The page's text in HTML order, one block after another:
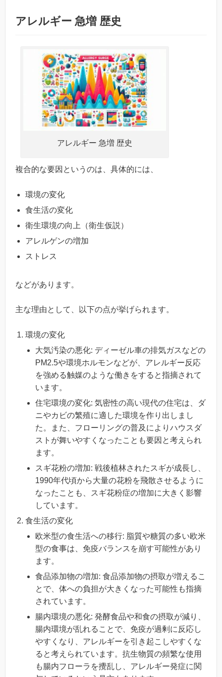
アレルギー 急増 歴史
アレルギー 急増 歴史
複合的な要因というのは、具体的には、
環境の変化
食生活の変化
衛生環境の向上（衛生仮説）
アレルゲンの増加
ストレス
などがあります。
主な理由として、以下の点が挙げられます。
環境の変化
大気汚染の悪化: ディーゼル車の排気ガスなどの
PM2.5や環境ホルモンなどが、アレルギー反応
を強める触媒のような働きをすると指摘されて
います。
住宅環境の変化: 気密性の高い現代の住宅は、ダ
ニやカビの繁殖に適した環境を作り出しまし
た。また、フローリングの普及によりハウスダ
ストが舞いやすくなったことも要因と考えられ
ます。
スギ花粉の増加: 戦後植林されたスギが成長し、
1990年代頃から大量の花粉を飛散させるように
なったことも、スギ花粉症の増加に大きく影響
しています。
食生活の変化
欧米型の食生活への移行: 脂質や糖質の多い欧米
型の食事は、免疫バランスを崩す可能性があり
ます。
食品添加物の増加: 食品添加物の摂取が増えるこ
とで、体への負担が大きくなった可能性も指摘
されています。
腸内環境の悪化: 発酵食品や和食の摂取が減り、
腸内環境が乱れることで、免疫が過剰に反応し
やすくなり、アレルギーを引き起こしやすくな
ると考えられています。抗生物質の頻繁な使用
も腸内フローラを攪乱し、アレルギー発症に関